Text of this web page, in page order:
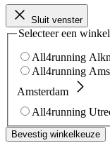
Sluit venster
Selecteer een winkel
All4running
All4running
Amsterdam
All4running
Bevestig winkelkeuze